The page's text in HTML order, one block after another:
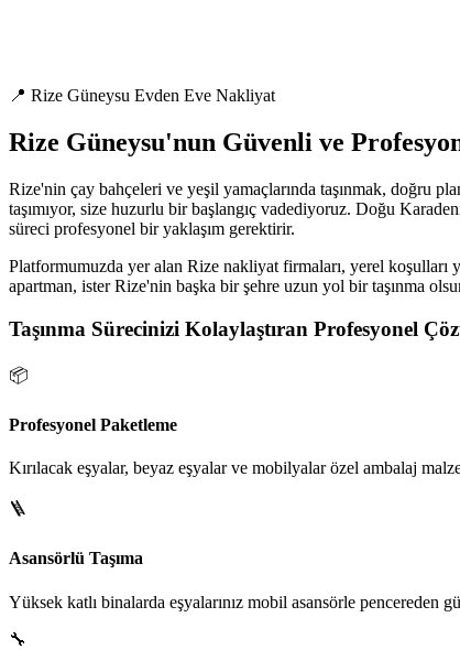
📍 Rize Güneysu Evden Eve Nakliyat
Rize Güneysu'nun Güvenli ve
Rize'nin çay bahçeleri ve yeşil yamaçlarında taşınmak, doğru
taşımıyor, size huzurlu bir başlangıç vadediyoruz. Doğu
süreci profesyonel bir yaklaşım gerektirir.
Platformumuzda yer alan Rize nakliyat firmaları, yerel koşulları
apartman, ister Rize'nin başka bir şehre uzun yol bir taşınma
Taşınma Sürecinizi Kolaylaştıran Profesyonel
📦
Profesyonel Paketleme
Kırılacak eşyalar, beyaz eşyalar ve mobilyalar özel ambalaj
🪜
Asansörlü Taşıma
Yüksek katlı binalarda eşyalarınız mobil asansörle pencereden
🔧